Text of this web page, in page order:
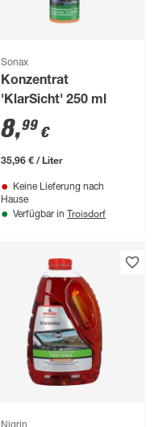
Sonax
Konzentrat
'KlarSicht' 250 ml
8,99 €
35,96 € / Liter
Keine Lieferung nach
Hause
Verfügbar in Troisdorf